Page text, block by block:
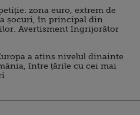
zona euro, extrem de
șocuri, în principal din
Avertisment îngrijorător
a atins nivelul dinainte
între țările cu cei mai